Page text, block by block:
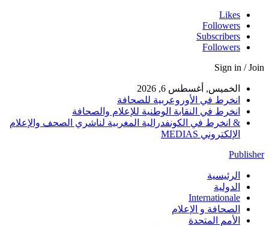
Likes
Followers
Subscribers
Followers
Sign in / Join
الخميس, أغسطس 6, 2026
انخرط في الأوروعربية للصحافة
انخرط في النقابة الوطنية للإعلام والصحافة
& انخرط في الكونفدرالية المغربية لناشري الصحف والإعلام
الإلكتروني MEDIAS
Publisher
الرئيسية
الدولية
Internationale
الصحافة و الإعلام
الأمم المتحدة